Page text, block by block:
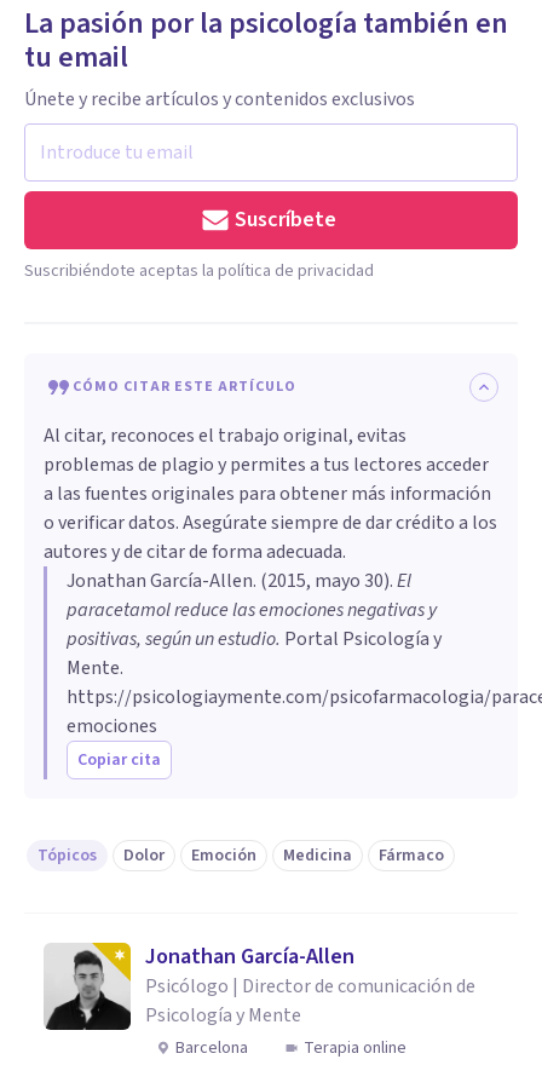
La pasión por la psicología también en
tu email
Únete y recibe artículos y contenidos exclusivos
Suscríbete
Suscribiéndote aceptas la política de privacidad
CÓMO CITAR ESTE ARTÍCULO
Al citar, reconoces el trabajo original, evitas
problemas de plagio y permites a tus lectores acceder
a las fuentes originales para obtener más información
o verificar datos. Asegúrate siempre de dar crédito a los
autores y de citar de forma adecuada.
Jonathan García-Allen. (2015, mayo 30).El
paracetamol reduce las emociones negativas y
positivas, según un estudio. Portal Psicología y
Mente.
https://psicologiaymente.com/psicofarmacologia/
emociones
Copiar cita
Tópicos Dolor Emoción Medicina Fármaco
Jonathan García-Allen
Psicólogo | Director de comunicación de
Psicología y Mente
Barcelona Terapia online